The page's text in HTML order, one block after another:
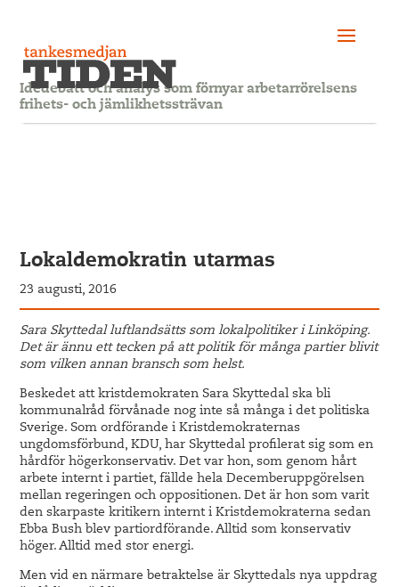
Idédebatt och analys som förnyar arbetarrörelsens
frihets- och jämlikhetssträvan
Lokaldemokratin utarmas
23 augusti, 2016
Sara Skyttedal luftlandsätts som lokalpolitiker i Linköping.
Det är ännu ett tecken på att politik för många partier blivit
som vilken annan bransch som helst.
Beskedet att kristdemokraten Sara Skyttedal ska bli
kommunalråd förvånade nog inte så många i det politiska
Sverige. Som ordförande i Kristdemokraternas
ungdomsförbund, KDU, har Skyttedal profilerat sig som en
hårdför högerkonservativ. Det var hon, som genom hårt
arbete internt i partiet, fällde hela Decemberuppgörelsen
mellan regeringen och oppositionen. Det är hon som varit
den skarpaste kritikern internt i Kristdemokraterna sedan
Ebba Bush blev partiordförande. Alltid som konservativ
höger. Alltid med stor energi.
Men vid en närmare betraktelse är Skyttedals nya uppdrag